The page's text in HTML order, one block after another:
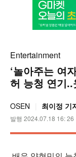
Entertainment
‘놀아주는 여
허 능청 연기..
OSEN 최이정 기
발행 2024.07.18 16: 26